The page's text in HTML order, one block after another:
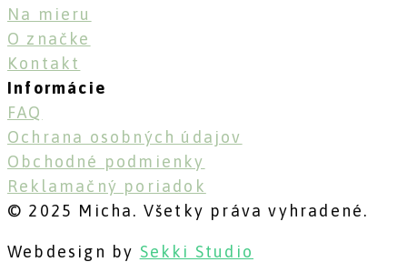
Na mieru
O značke
Kontakt
Informácie
FAQ
Ochrana osobných údajov
Obchodné podmienky
Reklamačný poriadok
© 2025 Micha. Všetky práva vyhradené.
Webdesign by Sekki Studio